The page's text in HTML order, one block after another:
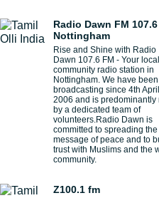
Radio Dawn FM
Nottingham
Rise and Shine with Radio
Dawn 107.6 FM - Your local
community radio station in
Nottingham. We have been
broadcasting since 4th April
2006 and is predominantly
by a dedicated team of
volunteers.Radio Dawn is
committed to spreading the
message of peace and to
trust with Muslims and the
community.
Z100.1 fm